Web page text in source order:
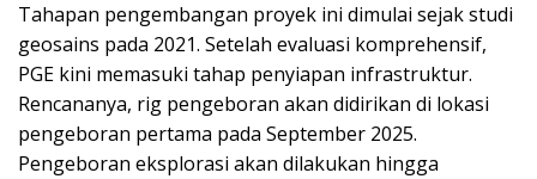
Tahapan pengembangan proyek ini dimulai sejak studi
geosains pada 2021. Setelah evaluasi komprehensif,
PGE kini memasuki tahap penyiapan infrastruktur.
Rencananya, rig pengeboran akan didirikan di lokasi
pengeboran pertama pada September 2025.
Pengeboran eksplorasi akan dilakukan hingga